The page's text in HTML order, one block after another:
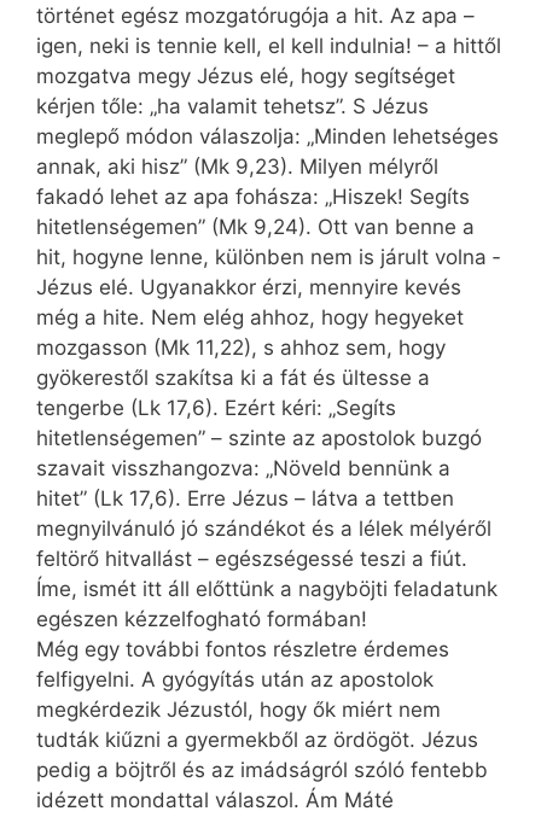
történet egész mozgatórugója a hit. Az apa –
igen, neki is tennie kell, el kell indulnia! – a hittől
mozgatva megy Jézus elé, hogy segítséget
kérjen tőle: „ha valamit tehetsz”. S Jézus
meglepő módon válaszolja: „Minden lehetséges
annak, aki hisz” (Mk 9,23). Milyen mélyről
fakadó lehet az apa fohásza: „Hiszek! Segíts
hitetlenségemen” (Mk 9,24). Ott van benne a
hit, hogyne lenne, különben nem is járult volna ­
Jézus elé. Ugyanakkor érzi, mennyire kevés
még a hite. Nem elég ahhoz, hogy hegyeket
mozgasson (Mk 11,22), s ahhoz sem, hogy
gyökerestől szakítsa ki a fát és ültesse a
tengerbe (Lk 17,6). Ezért kéri: „Segíts
hitetlenségemen” – szinte az apostolok buzgó
szavait visszhangozva: „Növeld bennünk a
hitet” (Lk 17,6). Erre Jézus – látva a tettben
megnyilvánuló jó szándékot és a lélek mélyéről
feltörő hitvallást – egészségessé teszi a fiút.
Íme, ismét itt áll előttünk a nagyböjti feladatunk
egészen kézzelfogható formában!
Még egy további fontos részletre érdemes
felfigyelni. A gyógyítás után az apostolok
megkérdezik Jézustól, hogy ők miért nem
tudták kiűzni a gyermekből az ördögöt. Jézus
pedig a böjtről és az imádságról szóló fentebb
idézett mondattal válaszol. Ám Máté